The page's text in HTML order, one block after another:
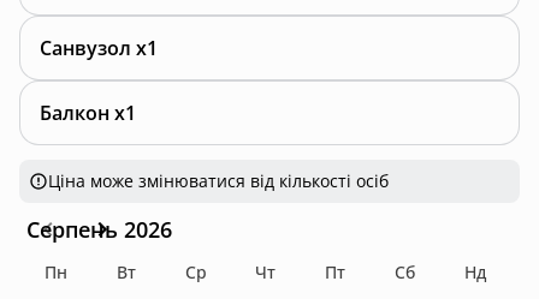
Санвузол x1
Балкон x1
Ціна може змінюватися від кількості осіб
Серпень 2026
Пн Вт Ср Чт Пт Сб Нд